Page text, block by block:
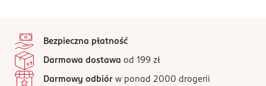
Bezpieczna płatność
Darmowa dostawa od 199 zł
Darmowy odbiór w ponad 2000 drogerii